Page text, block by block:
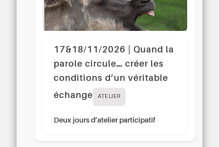
17&18/11/2026 | Quand la
parole circule… créer les
conditions d’un véritable
échange
ATELIER
Deux jours d’atelier participatif